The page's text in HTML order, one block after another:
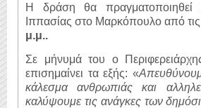
Η δράση θα πραγματοποιηθεί
Ιππασίας στο Μαρκόπουλο από τις
μ.μ..
Σε μήνυμά του ο
επισημαίνει τα εξής: «
κάλεσμα ανθρωπιάς και
καλύψουμε τις ανάγκες των